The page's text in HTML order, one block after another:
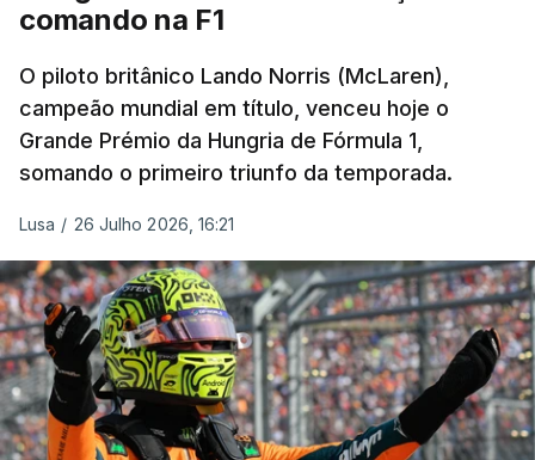
comando na F1
O piloto britânico Lando Norris (McLaren),
campeão mundial em título, venceu hoje o
Grande Prémio da Hungria de Fórmula 1,
somando o primeiro triunfo da temporada.
Lusa / 26 Julho 2026, 16:21